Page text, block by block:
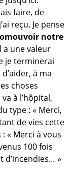
faire, de
reçu, Je pense
notre
a une valeur
je terminerai
à ma
choses
à l’hôpital,
type : « Merci,
de vies cette
« Merci à vous
100 fois
»